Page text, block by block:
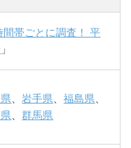
間帯ごとに調査！ 平
」
、岩手県 、福島県
、群馬県